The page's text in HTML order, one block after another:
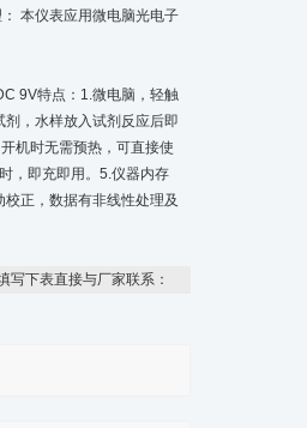
本仪表应用微电脑光电子
9V特点：1.微电脑，轻触
，水样放入试剂反应后即
机时无需预热，可直接使
，即充即用。5.仪器内存
正，数据有非线性处理及
写下表直接与厂家联系：